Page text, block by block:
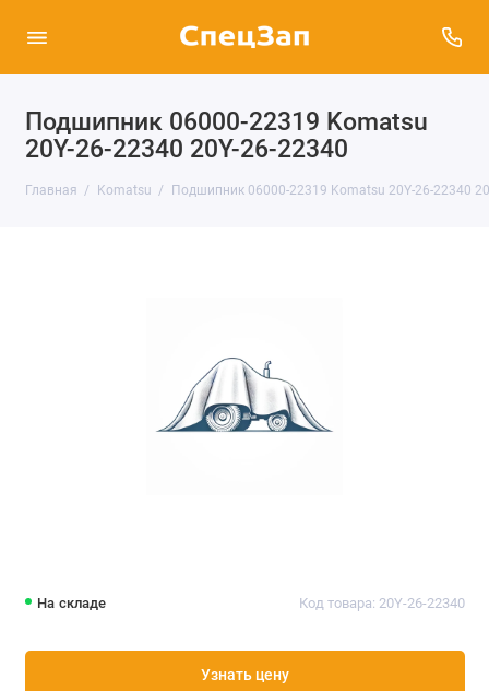
Подшипник 06000-22319 Komatsu
20Y-26-22340 20Y-26-22340
Главная Komatsu Подшипник 06000-22319 Komatsu 20Y-26-22340
На складе Код товара: 20Y-26-22340
Узнать цену